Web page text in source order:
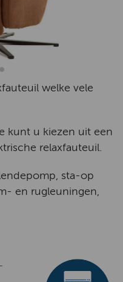
welke vele
kunt u kiezen uit een
relaxfauteuil.
sta-op
en rugleuningen,